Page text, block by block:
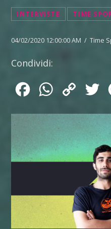
INTERVISTE TIME
04/02/2020 12:00:00 AM / Time
Condividi:
FacebookWhatsApp
Copy